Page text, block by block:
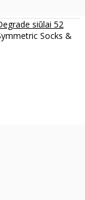
siūlai 52
Socks &